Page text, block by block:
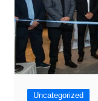
Uncategorized